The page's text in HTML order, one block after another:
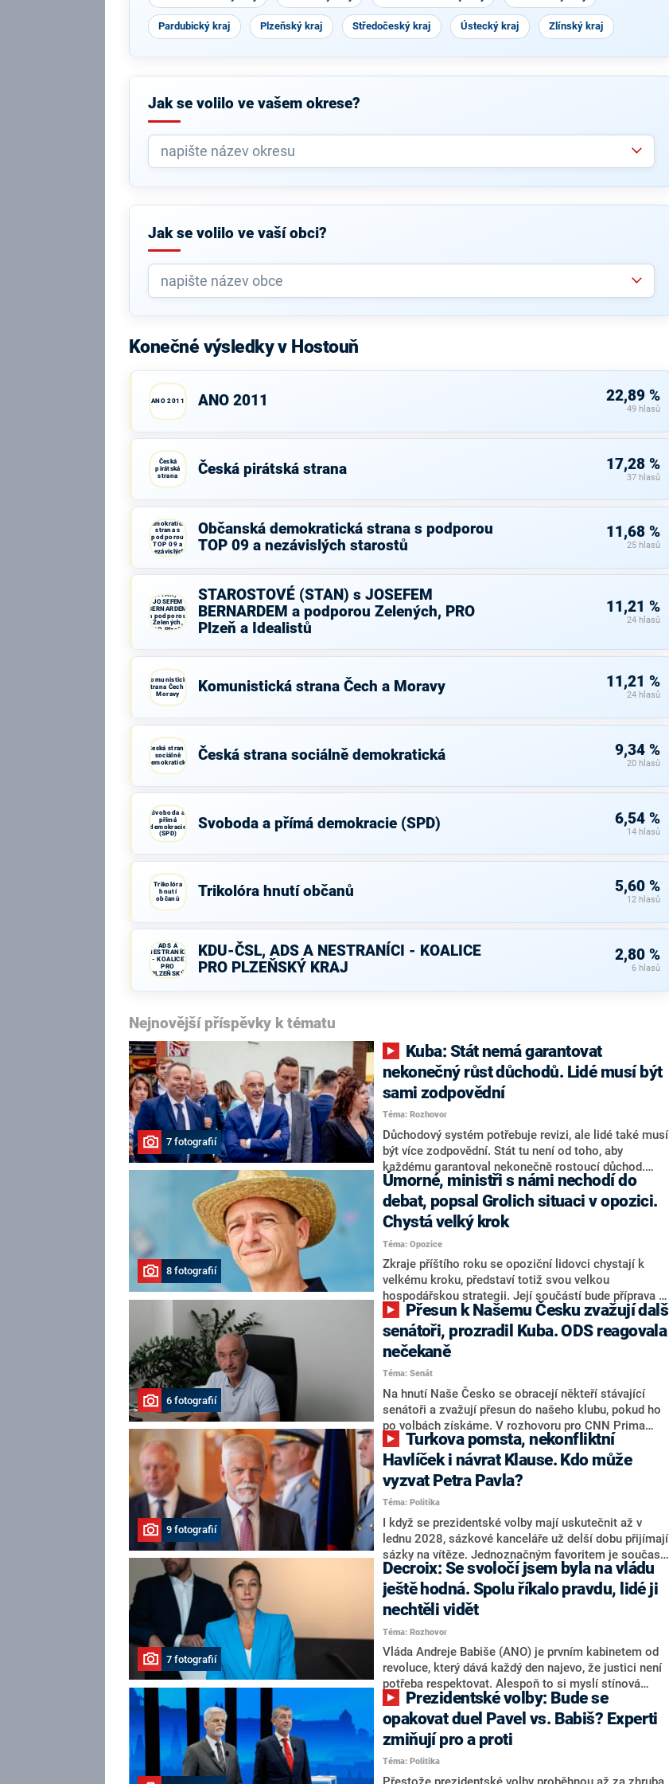
Pardubický kraj Plzeňský kraj Středočeský kraj Ústecký kraj Zlínský kraj
Jak se volilo ve vašem okrese?
Jak se volilo ve vaší obci?
Konečné výsledky v Hostouň
ANO 2011 ANO 2011 22,89 %
49 hlasů
Česká
pirátská
strana
Česká pirátská strana 17,28 %
37 hlasů
demokratická
strana s
podporou
TOP 09 a
nezávislých
starostů
Občanská demokratická strana s podporou
TOP 09 a nezávislých starostů
11,68 %
25 hlasů
(STAN) s
JOSEFEM
BERNARDEM
a podporou
Zelených,
PRO Plzeň a
STAROSTOVÉ (STAN) s JOSEFEM
BERNARDEM a podporou Zelených, PRO
Plzeň a Idealistů
11,21 %
24 hlasů
Komunistická
strana Čech a
Moravy
Komunistická strana Čech a Moravy 11,21 %
24 hlasů
Česká strana
sociálně
demokratická
Česká strana sociálně demokratická 9,34 %
20 hlasů
Svoboda a
přímá
demokracie
(SPD)
Svoboda a přímá demokracie (SPD) 6,54 %
14 hlasů
Trikolóra
hnutí
občanů
Trikolóra hnutí občanů 5,60 %
12 hlasů
ADS A
NESTRANÍCI
- KOALICE
PRO
PLZEŇSKÝ
KRAJ
KDU-ČSL, ADS A NESTRANÍCI - KOALICE
PRO PLZEŇSKÝ KRAJ
2,80 %
6 hlasů
Nejnovější příspěvky k tématu
7 fotografií
nekonečný růst důchodů. Lidé musí být
sami zodpovědní
Téma: Rozhovor
Důchodový systém potřebuje revizi, ale lidé také musí
být více zodpovědní. Stát tu není od toho, aby
každému garantoval nekonečně rostoucí důchod.
Chybí tu nový systém a my ho představíme,řekl
hejtman Jihočeského kraje a předseda hnutí Naše
Česko Martin Kuba v rozhovoru pro CNN Prima NEWS.
V čele státu pak podle něj nemůže být člověk, který by
střetem zájmů omezoval čerpání financí a rozvoj,
dodal. Řešení u Andreje Babiše ale hodnotit nechtěl.
8 fotografií
Úmorné, ministři s námi nechodí do
debat, popsal Grolich situaci v opozici.
Chystá velký krok
Téma: Opozice
Zkraje příštího roku se opoziční lidovci chystají k
velkému kroku, představí totiž svou velkou
hospodářskou strategii. Její součástí bude příprava na
stárnutí populace, řekl ve středu na setkání s novináři
nový předseda lidovců Jan Grolich. Ten zároveň v
senátních volbách kandiduje ve Vyškově. Popsal i
aktivitu opozice, o níž vládní strany nebo političtí
komentátoři mluví jako o slabé a v defenzivě. „Je to
úmorná práce upozorňovat na chyby vlády. Ministři s
námi navíc nechodí do debat. Chceme ale ukazovat
svoje témata,“ odpověděl Grolich na dotaz CNN Prima
NEWS.
6 fotografií
senátoři, prozradil Kuba. ODS reagovala
nečekaně
Téma: Senát
Na hnutí Naše Česko se obracejí někteří stávající
senátoři a zvažují přesun do našeho klubu, pokud ho
po volbách získáme. V rozhovoru pro CNN Prima
NEWS to řekl zakladatel hnutí a jihočeský hejtman
Martin Kuba. Konkrétní nebyl, ale získat by takto mohl
například senátora Zdeňka Hrabu, který je dnes
součástí klubu ODS a TOP 09. Hraba to na dotaz
redakce nevyloučil. Předseda klubu senátorů ODS
Zdeněk Nytra redakci řekl, že počítá s odchodem
některých senátorů z klubu a že Naše Česko není
nepřítel, ale soupeř.
9 fotografií
Havlíček i návrat Klause. Kdo může
vyzvat Petra Pavla?
Téma: Politika
I když se prezidentské volby mají uskutečnit až v
lednu 2028, sázkové kanceláře už delší dobu přijímají
sázky na vítěze. Jednoznačným favoritem je současná
hlava státu Petr Pavel. Daleko za ním pak bookmakeři
zmiňují dva výrazné politiky ANO, tedy premiéra
Andreje Babiše a ministra průmyslu Karla Havlíčka.
Oblíbeným tipem samotných sázkařů je poslanec za
Motoristy Filip Turek. Politolog Jan Kubáček nicméně
o případné kandidatuře kohokoliv ze zmíněné trojice
značně pochybuje. Podle něj současná koalice dosud
nemá osobu, která by Pavlovi mohla konkurovat.
7 fotografií
Decroix: Se svoločí jsem byla na vládu
ještě hodná. Spolu říkalo pravdu, lidé ji
nechtěli vidět
Téma: Rozhovor
Vláda Andreje Babiše (ANO) je prvním kabinetem od
revoluce, který dává každý den najevo, že justici není
potřeba respektovat. Alespoň to si myslí stínová
ministryně spravedlnosti ODS Eva Decroix. V
rozhovoru pro CNN Prima NEWS si nebrala servítky
ohledně politického výkonu svého nástupce Jeronýma
Tejce (za ANO) či vládní zmocněnkyně pro lidská
práva Taťány Malé (ANO). Označením „svoloč“ na
adresu vlády prý byla ještě hodná. Decroix se také
opakovat duel Pavel vs. Babiš? Experti
zmiňují pro a proti
Téma: Politika